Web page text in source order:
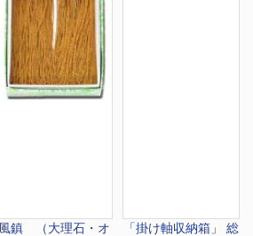
風鎮 （大理石・オ
「掛け軸収納箱」 総